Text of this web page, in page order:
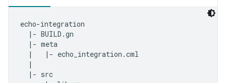
echo-integration
  |- BUILD.gn
  |- meta
  |   |- echo_integration.cml
  |
  |- src